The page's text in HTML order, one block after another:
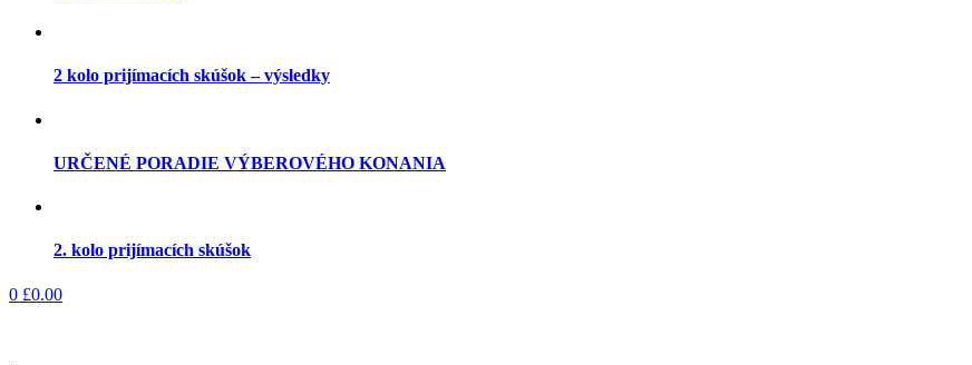
2 kolo prijímacích skúšok – výsledky
URČENÉ PORADIE VÝBEROVÉHO KONANIA
2. kolo prijímacích skúšok
0 £0.00